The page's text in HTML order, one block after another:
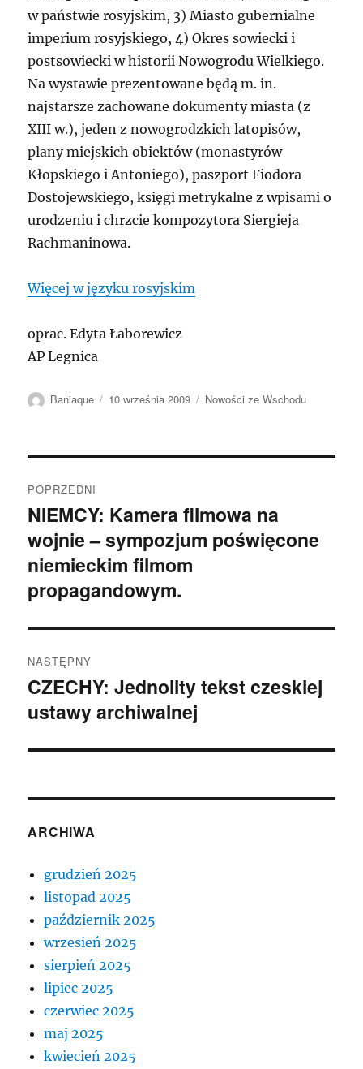
w państwie rosyjskim, 3) Miasto gubernialne
imperium rosyjskiego, 4) Okres sowiecki i
postsowiecki w historii Nowogrodu Wielkiego.
Na wystawie prezentowane będą m. in.
najstarsze zachowane dokumenty miasta (z
XIII w.), jeden z nowogrodzkich latopisów,
plany miejskich obiektów (monastyrów
Kłopskiego i Antoniego), paszport Fiodora
Dostojewskiego, księgi metrykalne z wpisami o
urodzeniu i chrzcie kompozytora Siergieja
Rachmaninowa.
Więcej w języku rosyjskim
oprac. Edyta Łaborewicz
AP Legnica
Autor
Baniaque
Data
10 września 2009 Kategorie
Nowości ze Wschodu
wpisu
POPRZEDNI
Poprzedni
wpis:
NIEMCY: Kamera filmowa na
wojnie – sympozjum poświęcone
niemieckim filmom
propagandowym.
NASTĘPNY
Następny
wpis:
CZECHY: Jednolity tekst czeskiej
ustawy archiwalnej
ARCHIWA
grudzień 2025
listopad 2025
październik 2025
wrzesień 2025
sierpień 2025
lipiec 2025
czerwiec 2025
maj 2025
kwiecień 2025